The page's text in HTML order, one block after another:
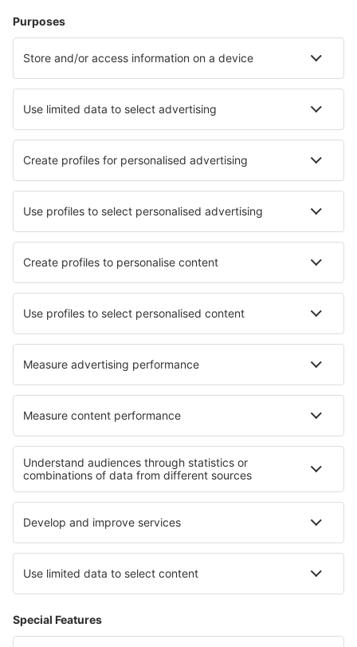
Hotels in Moorea-Maiao Hotels in Punaauia
Hotels in Pihaena Hotels in Taiohae Hotels in Vahitahi
Hotels Tevaitoa Hotels Patio
Die besten Hotels - Städte
Hotels in Montefrio Hotels in Fox Lake
Hotels in Monistrol de Montserrat Hotels in Bijela
Hotels in Market Harborough Hotels in Le Treport
Hotels in Fleurie Hotels in Sissi
Die besten Hotels - Regionen
Hotels on Tahiti Hotels auf Moorea
Hotels auf Bora Bora Hotels in Exuma
Hotels im Naturschutzgebiet De Hoop
Hotels auf Südböhmische Region
Hotels in Santa Cruz